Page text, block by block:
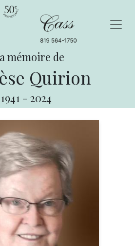
mémoire de
Quirion
1941 - 2024